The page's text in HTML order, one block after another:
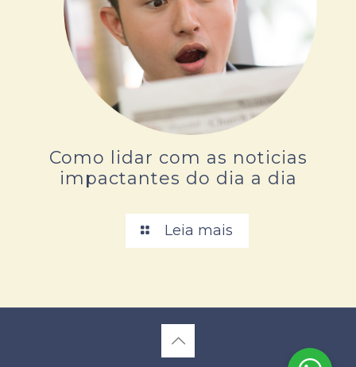
Como lidar com as noticias
impactantes do dia a dia
Leia mais